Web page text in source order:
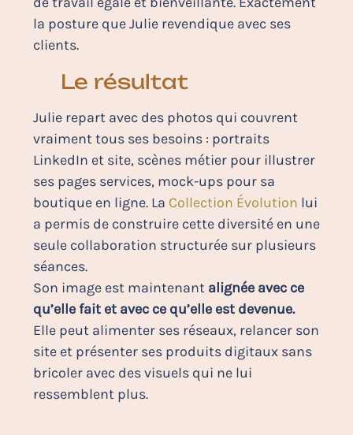
la posture que Julie revendique avec ses
clients.
Le résultat
Julie repart avec des photos qui couvrent
vraiment tous ses besoins : portraits
LinkedIn et site, scènes métier pour illustrer
ses pages services, mock-ups pour sa
boutique en ligne. La Collection Évolution lui
a permis de construire cette diversité en une
seule collaboration structurée sur plusieurs
séances.
Son image est maintenant alignée avec ce
qu’elle fait et avec ce qu’elle est devenue.
Elle peut alimenter ses réseaux, relancer son
site et présenter ses produits digitaux sans
bricoler avec des visuels qui ne lui
ressemblent plus.